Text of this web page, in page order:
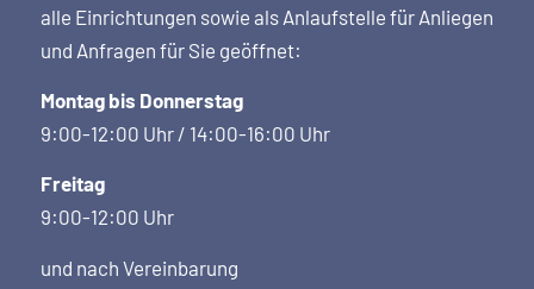
alle Einrichtungen sowie als Anlaufstelle für Anliegen
und Anfragen für Sie geöffnet:
Montag bis Donnerstag
9:00-12:00 Uhr / 14:00-16:00 Uhr
Freitag
9:00-12:00 Uhr
und nach Vereinbarung